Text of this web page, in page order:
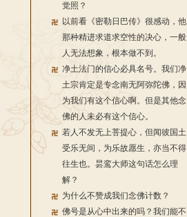
觉照？
以前看《密勒日巴传》很感动，他
那种精进求道求空性的决心，一般
人无法想象，根本做不到。
净土法门的信心必具名号。我们净
土宗肯定是专念南无阿弥陀佛，因
为我们有这个信心啊。但是其他念
佛的人未必有这个信心。
若人不发无上菩提心，但闻彼国土
受乐无间，为乐故愿生，亦当不得
往生也。昙鸾大师这句话怎么理
解？
为什么不赞成我们念佛计数？
佛号是从心中出来的吗？我们能不